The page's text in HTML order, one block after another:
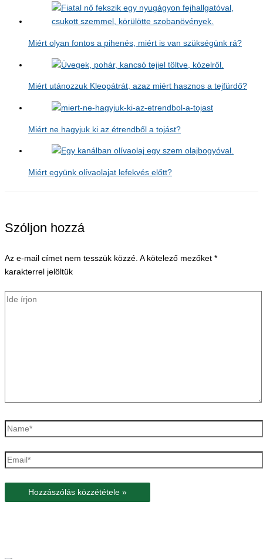
Miért olyan fontos a pihenés, miért is van szükségünk rá?
Miért utánozzuk Kleopátrát, azaz miért hasznos a tejfürdő?
Miért ne hagyjuk ki az étrendből a tojást?
Miért együnk olívaolajat lefekvés előtt?
Szóljon hozzá
Az e-mail címet nem tesszük közzé. A kötelező mezőket *
karakterrel jelöltük
Ide
Name*
Email*